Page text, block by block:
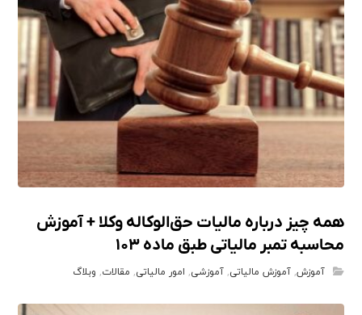
همه چیز درباره مالیات حق‌الوکاله وکلا + آموزش
محاسبه تمبر مالیاتی طبق ماده ۱۰۳
آموزش,آموزش مالیاتی,آموزشی, امور مالیاتی, مقالات, وبلاگ